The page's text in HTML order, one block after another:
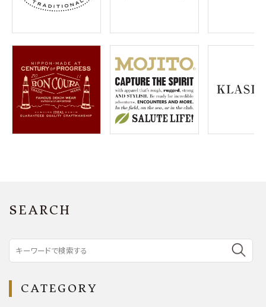
OFFICIAL WEB SITE
meeting_room ログイン 会員登録
SEARCH
CATEGORY